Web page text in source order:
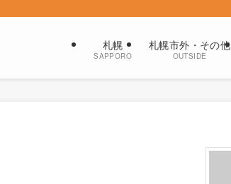
札幌
SAPPORO
札幌市外・その他
OUTSIDE